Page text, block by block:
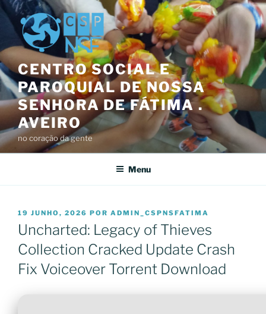
Saltar
para
conteúdo
CENTRO SOCIAL E
PAROQUIAL DE NOSSA
SENHORA DE FÁTIMA .
AVEIRO
no coração da gente
Menu
PUBLICADO
EM
19 JUNHO, 2026 POR ADMIN_CSPNSFATIMA
Uncharted: Legacy of Thieves
Collection Cracked Update Crash
Fix Voiceover Torrent Download